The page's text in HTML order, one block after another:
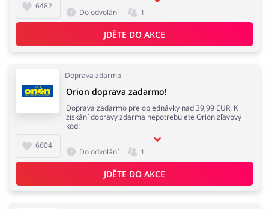
6482
Do odvolání 1
JDĚTE DO AKCE
Doprava zdarma
6604
Orion doprava zadarmo!
Doprava zadarmo pre objednávky nad 39,99 EUR. K
získání dopravy zdarma nepotrebujete Orion zľavový
kod!
Do odvolání 1
JDĚTE DO AKCE